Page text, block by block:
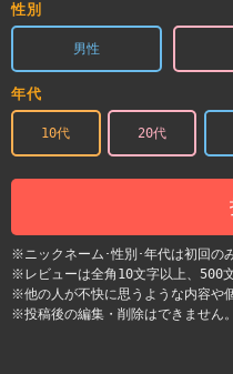
性別
男性
年代
10代 20代
※ニックネーム･性別･年代は初回の
※レビューは全角10文字以上、500
※他の人が不快に思うような内容や
※投稿後の編集・削除はできません。